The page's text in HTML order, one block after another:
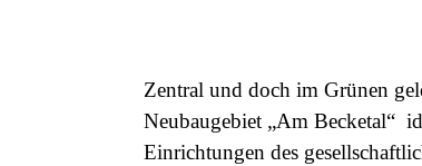
Zentral und doch im Grünen
Neubaugebiet „Am Becketal“
Einrichtungen des